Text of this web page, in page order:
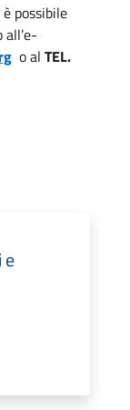
possibile
o al TEL.
e